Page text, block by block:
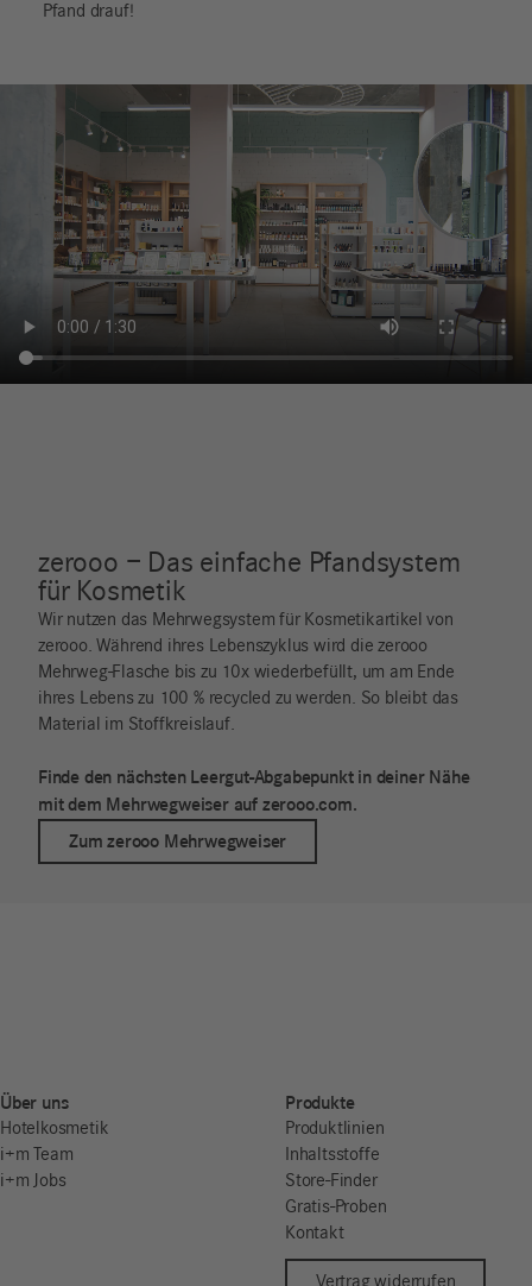
Pfand drauf!
zerooo – Das einfache Pfandsystem
für Kosmetik
Wir nutzen das Mehrwegsystem für Kosmetikartikel von
zerooo. Während ihres Lebenszyklus wird die zerooo
Mehrweg-Flasche bis zu 10x wiederbefüllt, um am Ende
ihres Lebens zu 100 % recycled zu werden. So bleibt das
Material im Stoffkreislauf.
Finde den nächsten Leergut-Abgabepunkt in deiner Nähe
mit dem Mehrwegweiser auf zerooo.com.
Zum zerooo Mehrwegweiser
Über uns
Hotelkosmetik
i+m Team
i+m Jobs
Produkte
Produktlinien
Inhaltsstoffe
Store-Finder
Gratis-Proben
Kontakt
Vertrag widerrufen